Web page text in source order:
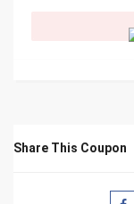
Share This Coupon